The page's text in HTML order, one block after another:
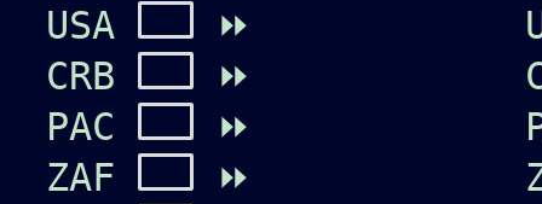
USA
⏩
CRB
⏩
PAC
⏩
ZAF
⏩